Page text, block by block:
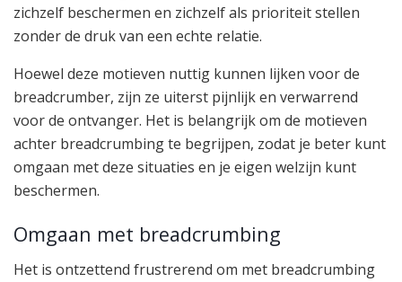
zichzelf beschermen en zichzelf als prioriteit stellen
zonder de druk van een echte relatie.
Hoewel deze motieven nuttig kunnen lijken voor de
breadcrumber, zijn ze uiterst pijnlijk en verwarrend
voor de ontvanger. Het is belangrijk om de motieven
achter breadcrumbing te begrijpen, zodat je beter kunt
omgaan met deze situaties en je eigen welzijn kunt
beschermen.
Omgaan met breadcrumbing
Het is ontzettend frustrerend om met breadcrumbing